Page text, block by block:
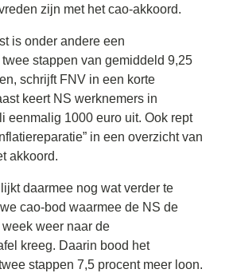
zijn met het cao-akkoord.
is onder andere een
stappen van gemiddeld 9,25
schrijft FNV in een korte
keert NS werknemers in
eenmalig 1000 euro uit. Ook rept
in een overzicht van
akkoord.
daarmee nog wat verder te
cao-bod waarmee de NS de
weer naar de
kreeg. Daarin bood het
stappen 7,5 procent meer loon.